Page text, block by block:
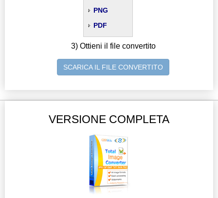
PNG
PDF
3) Ottieni il file convertito
SCARICA IL FILE CONVERTITO
VERSIONE COMPLETA